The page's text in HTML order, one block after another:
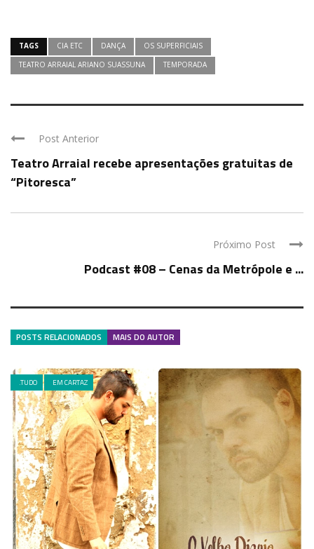
TAGS CIA ETC DANÇA
OS SUPERFICIAIS
TEATRO ARRAIAL ARIANO SUASSUNA
TEMPORADA
Post Anterior
Teatro Arraial recebe apresentações gratuitas de
“Pitoresca”
Próximo Post
Podcast #08 – Cenas da Metrópole e ...
POSTS RELACIONADOS MAIS DO AUTOR
.TUDO EM CARTAZ